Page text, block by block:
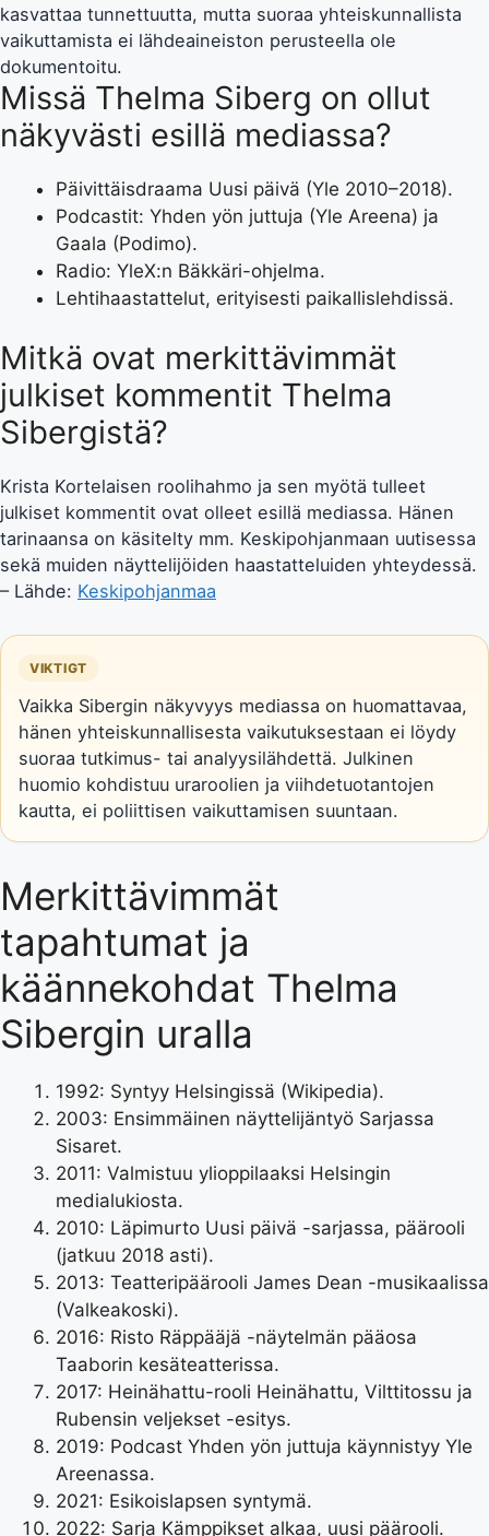
kasvattaa tunnettuutta, mutta suoraa yhteiskunnallista
vaikuttamista ei lähdeaineiston perusteella ole
dokumentoitu.
Missä Thelma Siberg on ollut
näkyvästi esillä mediassa?
Päivittäisdraama Uusi päivä (Yle 2010–2018).
Podcastit: Yhden yön juttuja (Yle Areena) ja
Gaala (Podimo).
Radio: YleX:n Bäkkäri-ohjelma.
Lehtihaastattelut, erityisesti paikallislehdissä.
Mitkä ovat merkittävimmät
julkiset kommentit Thelma
Sibergistä?
Krista Kortelaisen roolihahmo ja sen myötä tulleet
julkiset kommentit ovat olleet esillä mediassa. Hänen
tarinaansa on käsitelty mm. Keskipohjanmaan uutisessa
sekä muiden näyttelijöiden haastatteluiden yhteydessä.
– Lähde: Keskipohjanmaa
VIKTIGT
Vaikka Sibergin näkyvyys mediassa on huomattavaa,
hänen yhteiskunnallisesta vaikutuksestaan ei löydy
suoraa tutkimus- tai analyysilähdettä. Julkinen
huomio kohdistuu uraroolien ja viihdetuotantojen
kautta, ei poliittisen vaikuttamisen suuntaan.
Merkittävimmät
tapahtumat ja
käännekohdat Thelma
Sibergin uralla
1992: Syntyy Helsingissä (Wikipedia).
2003: Ensimmäinen näyttelijäntyö Sarjassa
Sisaret.
2011: Valmistuu ylioppilaaksi Helsingin
medialukiosta.
2010: Läpimurto Uusi päivä -sarjassa, päärooli
(jatkuu 2018 asti).
2013: Teatteripäärooli James Dean -musikaalissa
(Valkeakoski).
2016: Risto Räppääjä -näytelmän pääosa
Taaborin kesäteatterissa.
2017: Heinähattu-rooli Heinähattu, Vilttitossu ja
Rubensin veljekset -esitys.
2019: Podcast Yhden yön juttuja käynnistyy Yle
Areenassa.
2021: Esikoislapsen syntymä.
2022: Sarja Kämppikset alkaa, uusi päärooli.